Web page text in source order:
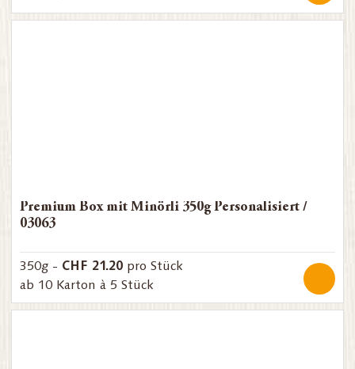
Premium Box mit Minörli 350g Personalisiert /
03063
350g - CHF 21.20 pro Stück
ab 10 Karton à 5 Stück